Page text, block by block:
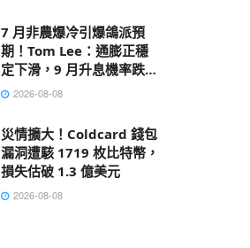
7 月非農爆冷引爆鴿派預
期！Tom Lee：通膨正穩
定下滑，9 月升息機率跌破
40%2026-08-08
災情擴大！Coldcard 錢包
漏洞遭駭 1719 枚比特幣，
損失估破 1.3 億美元
2026-08-08